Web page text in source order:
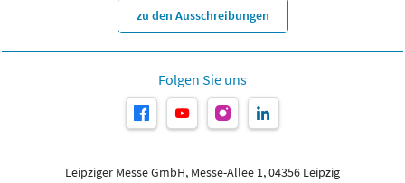
zu den Ausschreibungen
Folgen Sie uns
Leipziger Messe GmbH, Messe-Allee 1, 04356 Leipzig